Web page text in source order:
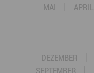
MAI
APRIL
DEZEMBER
SEPTEMBER